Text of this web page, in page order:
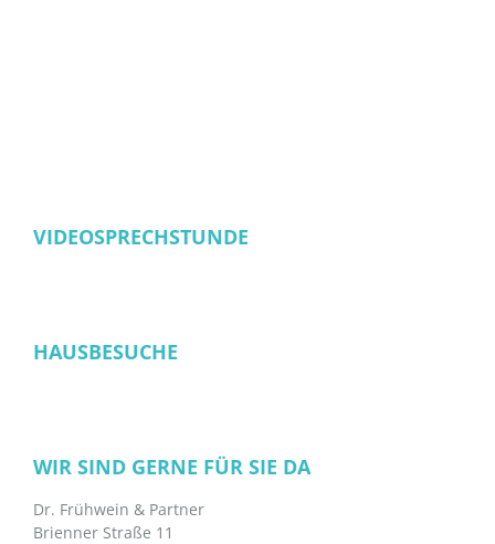
VIDEOSPRECHSTUNDE
HAUSBESUCHE
WIR SIND GERNE FÜR SIE DA
Dr. Frühwein & Partner
Brienner Straße 11